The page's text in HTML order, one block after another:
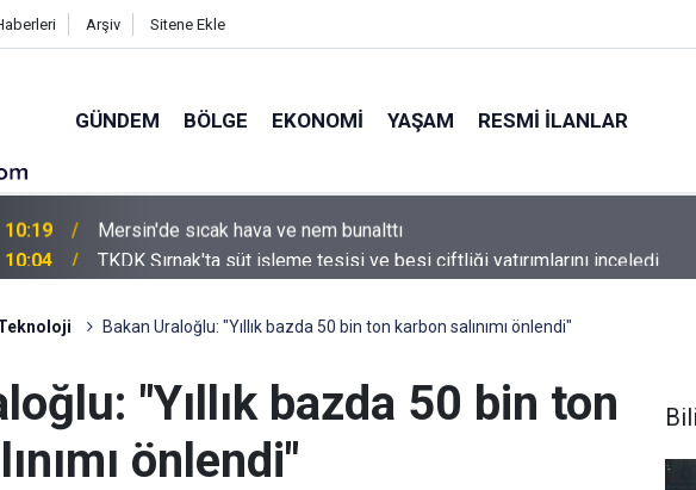
Arşiv Sitene Ekle
GÜNDEM BÖLGE EKONOMI YAŞAM RESMI İLANLAR
10:04 TKDK Şırnak'ta süt işleme tesisi ve besi çiftliği yatırımlarını inceledi
Bakan Uraloğlu: "Yıllık bazda 50 bin ton karbon salınımı önlendi"
"Yıllık bazda 50 bin ton
önlendi"